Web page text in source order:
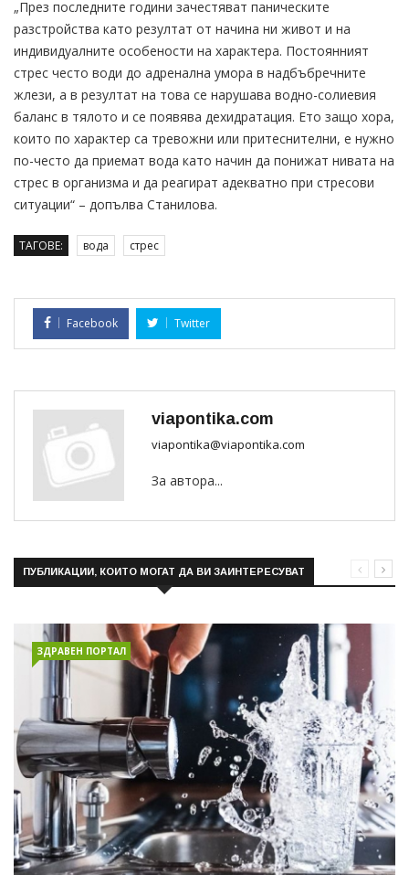
„През последните години зачестяват паническите
разстройства като резултат от начина ни живот и на
индивидуалните особености на характера. Постоянният
стрес често води до адренална умора в надбъбречните
жлези, а в резултат на това се нарушава водно-солиевия
баланс в тялото и се появява дехидратация. Ето защо хора,
които по характер са тревожни или притеснителни, е нужно
по-често да приемат вода като начин да понижат нивата на
стрес в организма и да реагират адекватно при стресови
ситуации“ – допълва Станилова.
ТАГОВЕ: вода стрес
Facebook Twitter
viapontika.com
viapontika@viapontika.com
За автора...
ПУБЛИКАЦИИ, КОИТО МОГАТ ДА ВИ ЗАИНТЕРЕСУВАТ
ЗДРАВЕН ПОРТАЛ